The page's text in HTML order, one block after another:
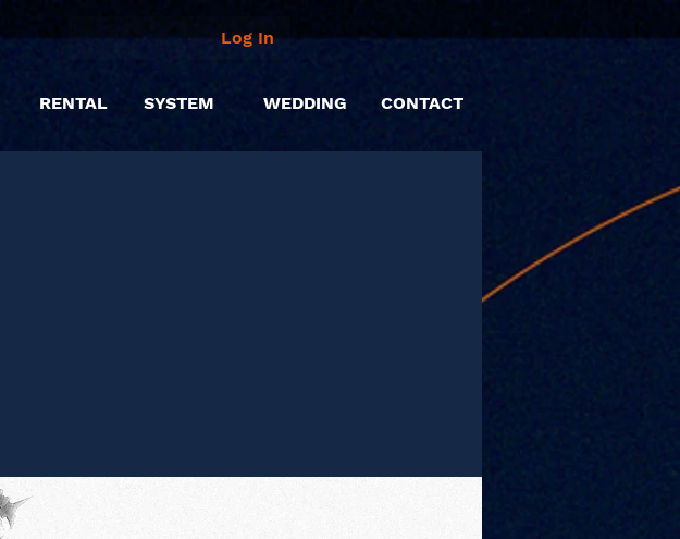
Log In
RENTAL SYSTEM WEDDING CONTACT